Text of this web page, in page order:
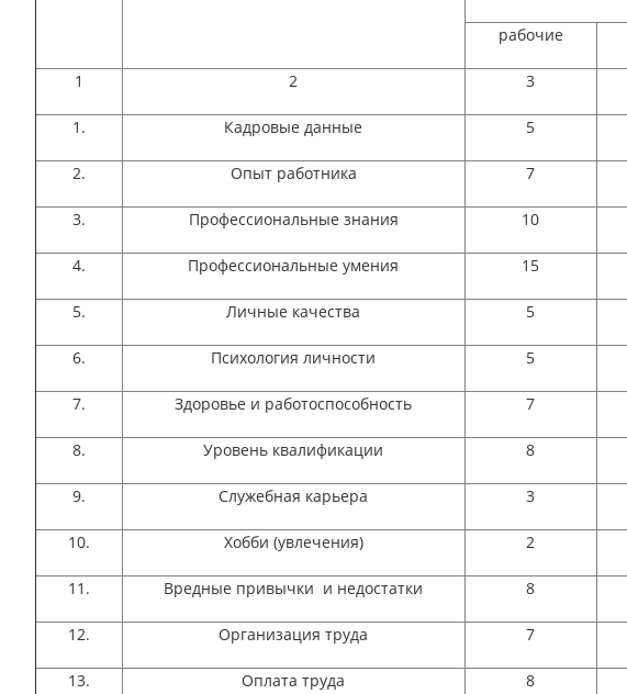
рабочие
1 2 3
1. Кадровые данные 5
2. Опыт работника 7
3. Профессиональные знания 10
4. Профессиональные умения 15
5. Личные качества 5
6. Психология личности 5
7. Здоровье и работоспособность 7
8. Уровень квалификации 8
9. Служебная карьера 3
10. Хобби (увлечения) 2
11. Вредные привычки и недостатки 8
12. Организация труда 7
13. Оплата труда 8